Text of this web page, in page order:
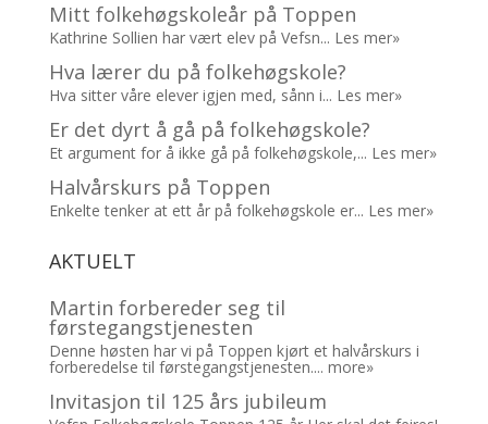
Mitt folkehøgskoleår på Toppen
Kathrine Sollien har vært elev på Vefsn... Les mer»
Hva lærer du på folkehøgskole?
Hva sitter våre elever igjen med, sånn i... Les mer»
Er det dyrt å gå på folkehøgskole?
Et argument for å ikke gå på folkehøgskole,... Les mer»
Halvårskurs på Toppen
Enkelte tenker at ett år på folkehøgskole er... Les mer»
AKTUELT
Martin forbereder seg til
førstegangstjenesten
Denne høsten har vi på Toppen kjørt et halvårskurs i
forberedelse til førstegangstjenesten.... more»
Invitasjon til 125 års jubileum